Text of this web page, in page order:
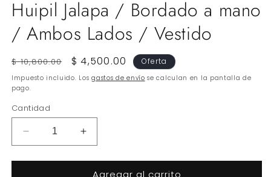
Huipil Jalapa / Bordado a mano
/ Ambos Lados / Vestido
Precio
habitual
$ 10,800.00
Precio
de
$ 4,500.00 Oferta
Impuesto incluido. Losgastos de envío se calculan en la pantalla de
pago.
Cantidad
Reducir
cantidad
para
Aumentar
cantidad
para
Huipil
Agregar al carrito